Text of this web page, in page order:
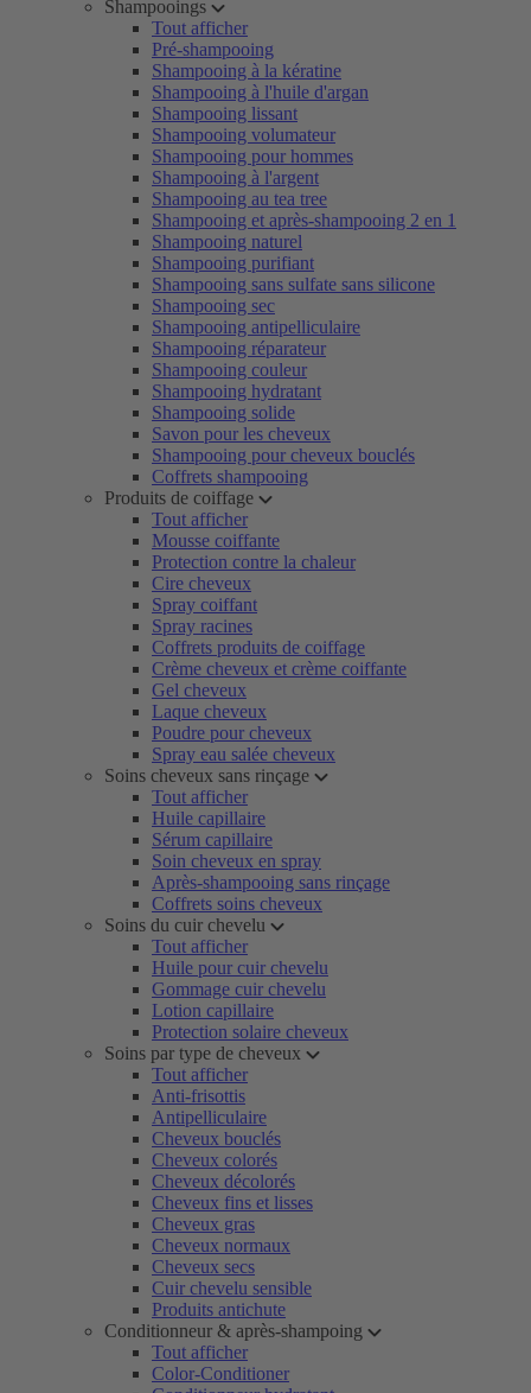
Shampooings
Tout afficher
Pré-shampooing
Shampooing à la kératine
Shampooing à l'huile d'argan
Shampooing lissant
Shampooing volumateur
Shampooing pour hommes
Shampooing à l'argent
Shampooing au tea tree
Shampooing et après-shampooing 2 en 1
Shampooing naturel
Shampooing purifiant
Shampooing sans sulfate sans silicone
Shampooing sec
Shampooing antipelliculaire
Shampooing réparateur
Shampooing couleur
Shampooing hydratant
Shampooing solide
Savon pour les cheveux
Shampooing pour cheveux bouclés
Coffrets shampooing
Produits de coiffage
Tout afficher
Mousse coiffante
Protection contre la chaleur
Cire cheveux
Spray coiffant
Spray racines
Coffrets produits de coiffage
Crème cheveux et crème coiffante
Gel cheveux
Laque cheveux
Poudre pour cheveux
Spray eau salée cheveux
Soins cheveux sans rinçage
Tout afficher
Huile capillaire
Sérum capillaire
Soin cheveux en spray
Après-shampooing sans rinçage
Coffrets soins cheveux
Soins du cuir chevelu
Tout afficher
Huile pour cuir chevelu
Gommage cuir chevelu
Lotion capillaire
Protection solaire cheveux
Soins par type de cheveux
Tout afficher
Anti-frisottis
Antipelliculaire
Cheveux bouclés
Cheveux colorés
Cheveux décolorés
Cheveux fins et lisses
Cheveux gras
Cheveux normaux
Cheveux secs
Cuir chevelu sensible
Produits antichute
Conditionneur & après-shampoing
Tout afficher
Color-Conditioner